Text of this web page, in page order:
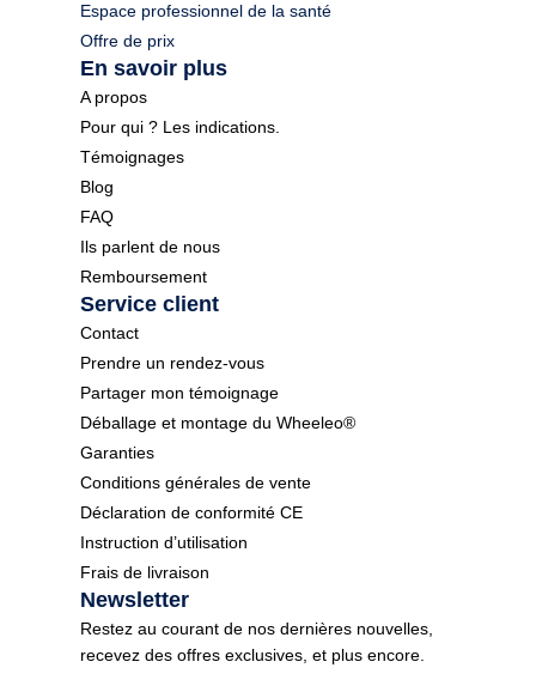
Espace professionnel de la santé
Offre de prix
En savoir plus
A propos
Pour qui ? Les indications.
Témoignages
Blog
FAQ
Ils parlent de nous
Remboursement
Service client
Contact
Prendre un rendez-vous
Partager mon témoignage
Déballage et montage du Wheeleo®
Garanties
Conditions générales de vente
Déclaration de conformité CE
Instruction d’utilisation
Frais de livraison
Newsletter
Restez au courant de nos dernières nouvelles,
recevez des offres exclusives, et plus encore.